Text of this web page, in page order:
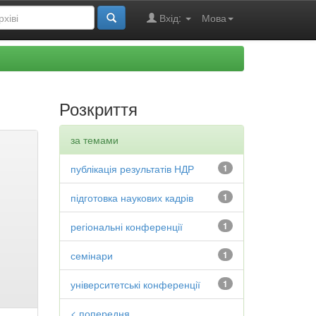
Мова
Вхід:
Розкриття
за темами
1
публікація результатів НДР
1
підготовка наукових кадрів
1
регіональні конференції
1
семінари
1
університетські конференції
< попередня